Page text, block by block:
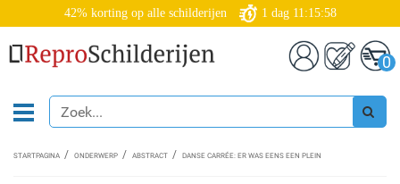
42% korting op alle schilderijen 1 dag 11:15:58
0
STARTPAGINA ONDERWERP ABSTRACT DANSE CARRÉE: ER WAS EENS EEN PLEIN